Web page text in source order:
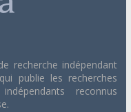
recherche indépendant
publie les recherches
reconnus